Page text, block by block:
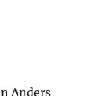
Anders